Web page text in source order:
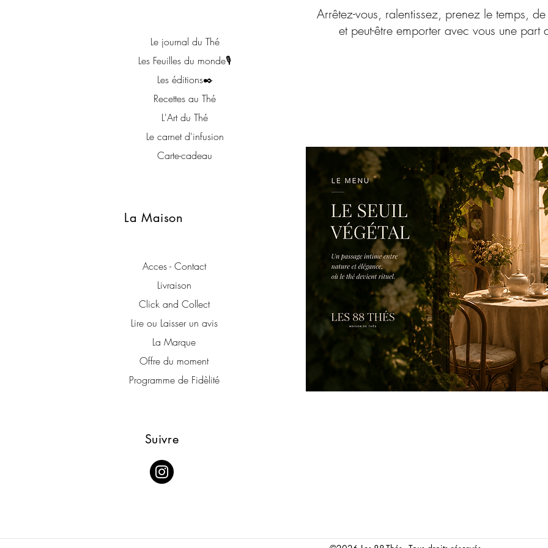
Le journal du Thé
Les Feuilles du monde🎙
Les éditions✒️
Recettes au Thé
L'Art du Thé
Le carnet d'infusion
Carte-cadeau
La Maison
Acces - Contact
Livraison
Click and Collect
Lire ou Laisser un avis
La Marque
Offre du moment
Programme de Fidèlité
Arrêtez-vous, ralentissez, prenez le temps,
et peut-être emporter avec vous une part
Suivre